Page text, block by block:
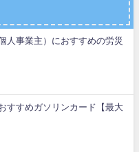
人事業主）におすすめの労災
すすめガソリンカード【最大